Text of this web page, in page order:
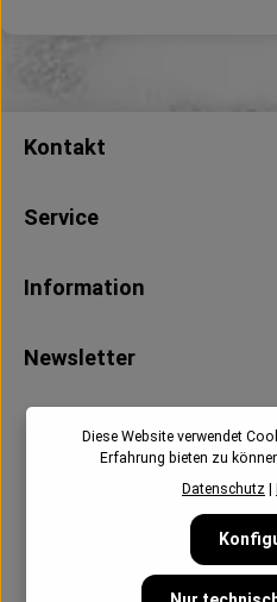
Kontakt
Service
Information
Newsletter
Diese Website verwendet
Erfahrung bieten zu
Datenschutz